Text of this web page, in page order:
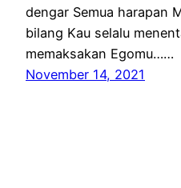
dengar Semua harapan
bilang Kau selalu
memaksakan Egomu……
November 14, 2021